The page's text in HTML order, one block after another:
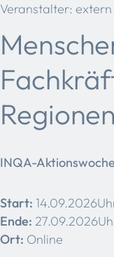
Veranstalter: extern
Regionen
INQA-
Start:
Ende:
Ort: Online